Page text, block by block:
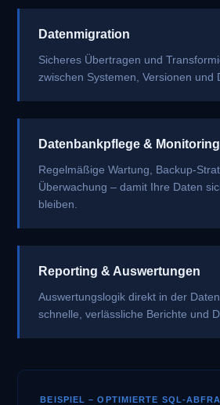
Datenmigration
Sicheres Übertragen und
zwischen Systemen, Versionen und
Datenbankpflege & Monitoring
Regelmäßige Wartung, Backup-
Überwachung – damit Ihre Daten
bleiben.
Reporting & Auswertungen
Auswertungslogik direkt in der
schnelle, verlässliche Berichte und
BEISPIEL – OPTIMIERTE SQL-